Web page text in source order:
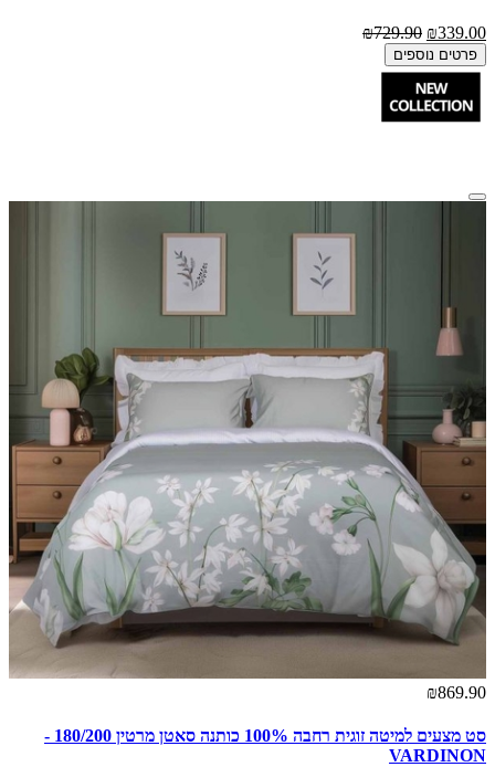
₪339.00
₪729.90
פרטים נוספים
₪869.90
סט מצעים למיטה זוגית רחבה 100% כותנה סאטן מרטין 180/200 -
VARDINON